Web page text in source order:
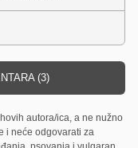
(3)
autora/ica, a ne nužno
i neće odgovarati za